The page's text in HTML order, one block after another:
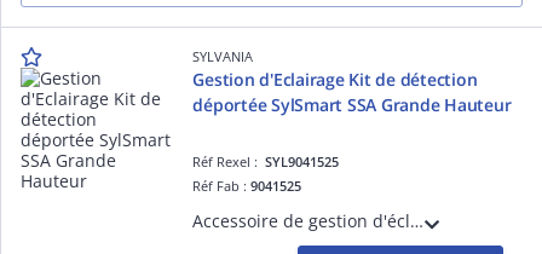
SYLVANIA
Gestion d'Eclairage Kit de détection
déportée SylSmart SSA Grande Hauteur
Réf Rexel :SYL9041525
Réf Fab :9041525
Accessoire de gestion d'éclairage pour luminaires équipés de la solution Sylsmart - Kit capteur de détection déportée SylSmart Connected (SSA) pour installation en Grande Hauteur